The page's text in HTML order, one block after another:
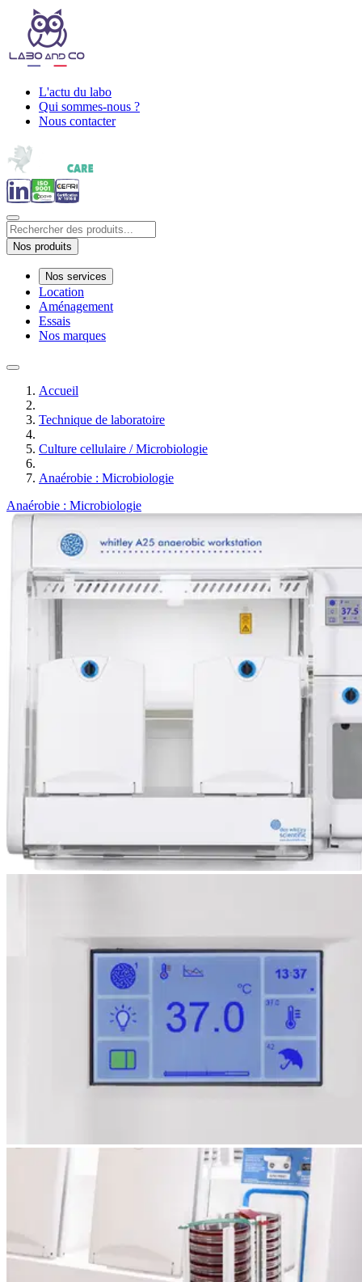
L'actu du labo
Qui sommes-nous ?
Nous contacter
Nos produits
Nos services
Location
Aménagement
Essais
Nos marques
Accueil
Technique de laboratoire
Culture cellulaire / Microbiologie
Anaérobie : Microbiologie
Anaérobie : Microbiologie